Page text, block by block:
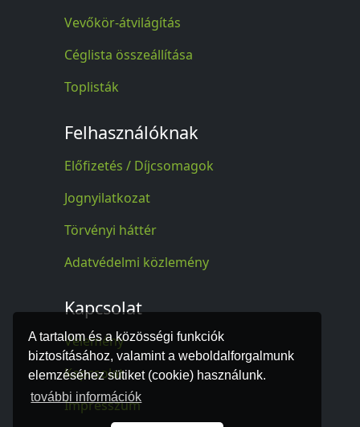
A tartalom és a közösségi funkciók
biztosításához, valamint a weboldalforgalmunk
elemzéséhez sütiket (cookie) használunk.
további információk
Vevőkör-átvilágítás
Céglista összeállítása
Toplisták
Felhasználóknak
Előfizetés / Díjcsomagok
Jognyilatkozat
Törvényi háttér
Adatvédelmi közlemény
Kapcsolat
Vélemény
Kapcsolat
Impresszum